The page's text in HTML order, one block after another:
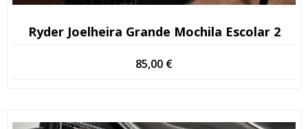
Ryder Joelheira Grande Mochila Escolar 2
85,00 €